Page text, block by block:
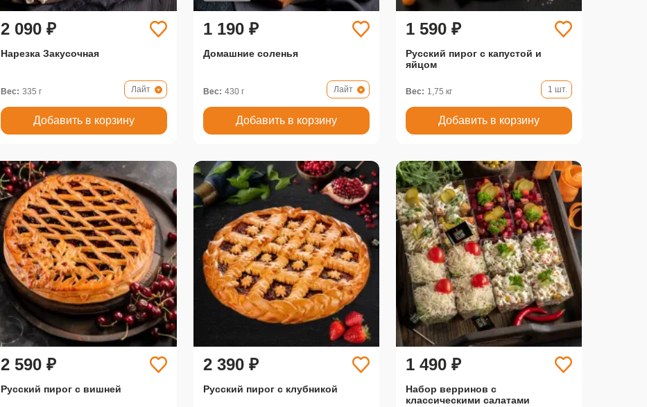
2 090 ₽
Нарезка Закусочная
Вес: 335 г Лайт
Добавить в корзину
1 190 ₽
Домашние соленья
Вес: 430 г Лайт
Добавить в корзину
1 590 ₽
Русский пирог с капустой и
яйцом
Вес: 1,75 кг 1 шт.
Добавить в корзину
2 590 ₽
Русский пирог с вишней
2 390 ₽
Русский пирог с клубникой
1 490 ₽
Набор верринов с
классическими салатами